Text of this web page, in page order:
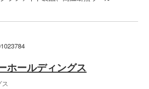
ホールディングス